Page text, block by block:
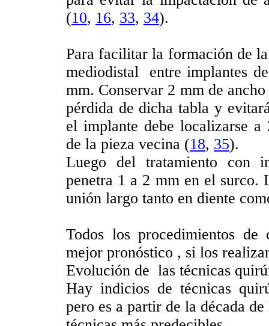
(10, 16, 33, 34).
Para facilitar la formación de
mediodistal entre implantes
mm. Conservar 2 mm de
pérdida de dicha tabla y
el implante debe localizarse
de la pieza vecina (18, 35).
Luego del tratamiento con
penetra 1 a 2 mm en el surco.
unión largo tanto en diente
Todos los procedimientos
mejor pronóstico , si los
Evolución de las técnicas
Hay indicios de técnicas
pero es a partir de la década